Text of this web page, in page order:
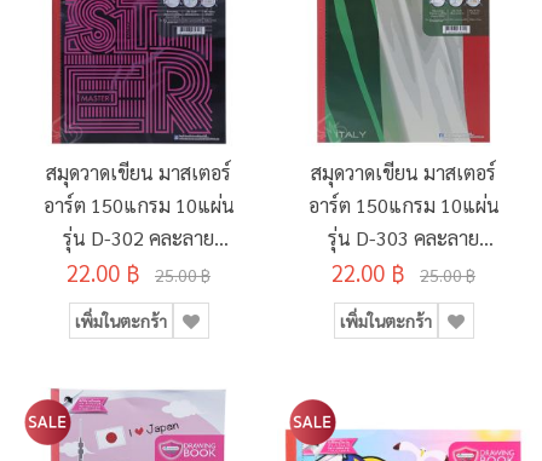
สมุดวาดเขียน มาสเตอร์
อาร์ต 150แกรม 10แผ่น
รุ่น D-302 คละลาย
260x375มม.
22.00 ฿ 25.00 ฿
เพิ่มในตะกร้า
สมุดวาดเขียน มาสเตอร์
อาร์ต 150แกรม 10แผ่น
รุ่น D-303 คละลาย
260x375มม.
22.00 ฿ 25.00 ฿
เพิ่มในตะกร้า